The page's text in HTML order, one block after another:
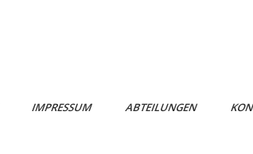
IMPRESSUM ABTEILUNGEN